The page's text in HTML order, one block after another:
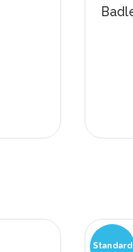
Standard